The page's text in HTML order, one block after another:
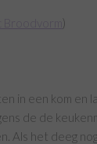
Broodvorm )
in een kom en
de de
Als het deeg